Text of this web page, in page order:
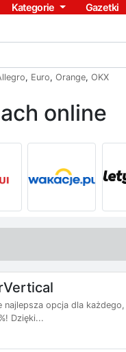
Kategorie Gazetki
, Euro, Orange, OKX
online
najlepsza opcja dla
Dzięki...